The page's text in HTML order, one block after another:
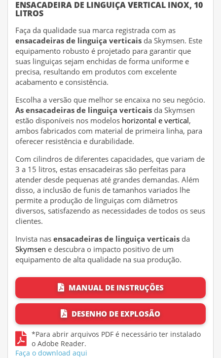
ENSACADEIRA DE LINGUIÇA VERTICAL INOX, 10
LITROS
Faça da qualidade sua marca registrada com as
ensacadeiras de linguiça verticais da Skymsen. Este
equipamento robusto é projetado para garantir que
suas linguiças sejam enchidas de forma uniforme e
precisa, resultando em produtos com excelente
acabamento e consistência.
Escolha a versão que melhor se encaixa no seu negócio.
As ensacadeiras de linguiça verticais da Skymsen
estão disponíveis nos modelos horizontal e vertical,
ambos fabricados com material de primeira linha, para
oferecer resistência e durabilidade.
Com cilindros de diferentes capacidades, que variam de
3 a 15 litros, estas ensacadeiras são perfeitas para
atender desde pequenas até grandes demandas. Além
disso, a inclusão de funis de tamanhos variados lhe
permite a produção de linguiças com diâmetros
diversos, satisfazendo as necessidades de todos os seus
clientes.
Invista nas ensacadeiras de linguiça verticais da
Skymsen e descubra o impacto positivo de um
equipamento de alta qualidade na sua produção.
MANUAL DE INSTRUÇÕES
DESENHO DE EXPLOSÃO
*Para abrir arquivos PDF é necessário ter instalado
o Adobe Reader.
Faça o download aqui